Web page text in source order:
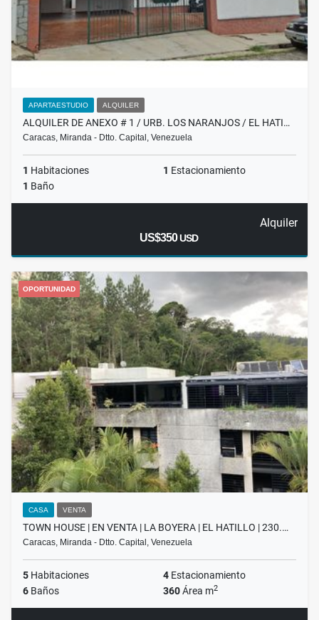
APARTAESTUDIO ALQUILER
ALQUILER DE ANEXO # 1 / URB. LOS NARANJOS / EL HATI…
Caracas, Miranda - Dtto. Capital, Venezuela
1 Habitaciones 1 Estacionamiento
1 Baño
Alquiler
US$350USD
OPORTUNIDAD
CASA VENTA
TOWN HOUSE | EN VENTA | LA BOYERA | EL HATILLO | 230.…
Caracas, Miranda - Dtto. Capital, Venezuela
5 Habitaciones 4 Estacionamiento
6 Baños 360Área m2